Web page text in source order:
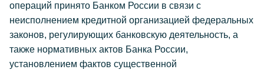
операций принято Банком России в связи с
неисполнением кредитной организацией федеральных
законов, регулирующих банковскую деятельность, а
также нормативных актов Банка России,
установлением фактов существенной